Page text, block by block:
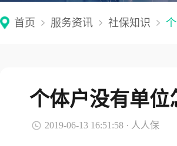
首页 服务资讯 社保知识
个体户没有单位
2019-06-13 16:51:58 · 人人保